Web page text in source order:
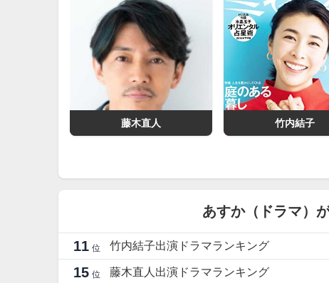
藤木直人 竹内結子
あすか（ドラマ）
11 位 竹内結子出演ドラマランキング
15 位 藤木直人出演ドラマランキング